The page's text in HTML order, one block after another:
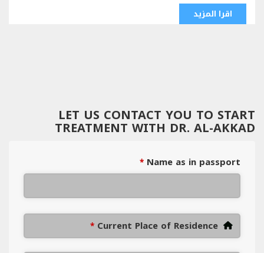
اقرا المزيد
LET US CONTACT YOU TO START
TREATMENT WITH DR. AL-AKKAD
Name as in passport
*
Current Place of Residence
*